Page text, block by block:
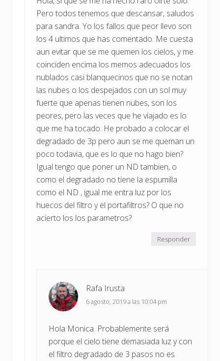
Pero todos tenemos que descansar, saludos
para sandra. Yo los fallos que peor llevo son
los 4 ultimos que has comentado. Me cuesta
aun evitar que se me quemen los cielos, y me
coinciden encima los memos adecuados los
nublados casi blanquecinos que no se notan
las nubes o los despejados con un sol muy
fuerte que apenas tienen nubes, son los
peores, pero las veces que he viajado es lo
que me ha tocado. He probado a colocar el
degradado de 3p pero aun se me queman un
poco todavia, que es lo que no hago bien?
Igual tengo que poner un ND tambien, o
como el degradado no tiene la espumilla
como el ND , igual me entra luz por los
huecos del filtro y el portafiltros? O que no
acierto los los parametros?
Responder
Rafa Irusta
6 agosto, 2019 a las 10:04 pm
Hola Monica. Probablemente será
porque el cielo tiene demasiada luz y con
el filtro degradado de 3 pasos no es